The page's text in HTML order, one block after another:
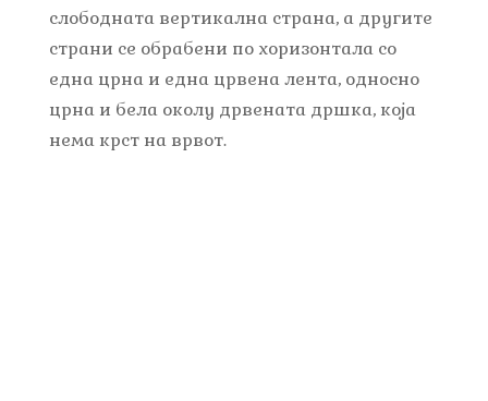
слободната вертикална страна, а другите
страни се обрабени по хоризонтала со
една црна и една црвена лента, односно
црна и бела околу дрвената дршка, која
нема крст на врвот.